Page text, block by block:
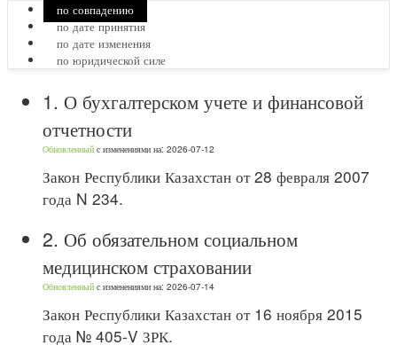
по совпадению
по дате принятия
по дате изменения
по юридической силе
1. О бухгалтерском учете и финансовой
отчетности
Обновленный с изменениями на: 2026-07-12
Закон Республики Казахстан от 28 февраля 2007
года N 234.
2. Об обязательном социальном
медицинском страховании
Обновленный с изменениями на: 2026-07-14
Закон Республики Казахстан от 16 ноября 2015
года № 405-V ЗРК.